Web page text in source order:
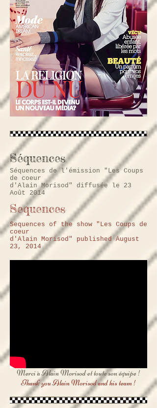
Séquences
Séquences de l'émission "Les Coups
de coeur
d'Alain Morisod" diffusée le 23
Août 2014
Sequences
Sequences of the show "Les Coups de
coeur
d'Alain Morisod" published August
23, 2014
Merci à Alain Morisod et toute son équipe !
Thank you AlainMorisodand his team !